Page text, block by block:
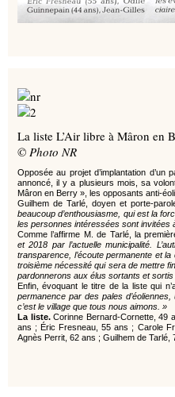
La liste L’Air libre à Mâron en
© Photo NR
Opposée au projet d’implantation
annoncé, il y a plusieurs mois, sa
Mâron en Berry », les opposants anti-
Guilhem de Tarlé, doyen et porte-
beaucoup d’enthousiasme, qui est la
les personnes intéressées sont invitées
Comme l’affirme M. de Tarlé, la
et 2018 par l’actuelle municipalité.
transparence, l’écoute permanente et
troisième nécessité qui sera de mettre
pardonnerons aux élus sortants et
Enfin, évoquant le titre de la liste qui
permanence par des pales
c’est le village que tous nous aimons. »
La liste.Corinne Bernard-Cornette, 49
ans ; Éric Fresneau, 55 ans ; Carole
Agnès Perrit, 62 ans ; Guilhem de Tarlé,